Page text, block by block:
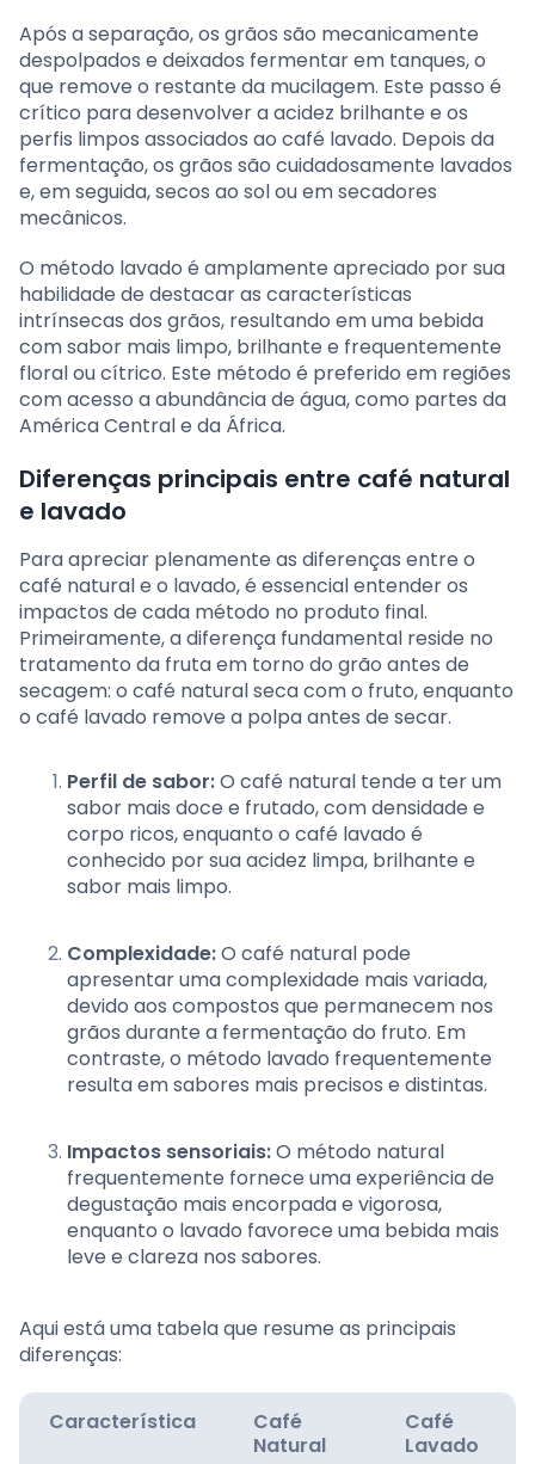
Após a separação, os grãos são mecanicamente
despolpados e deixados fermentar em tanques, o
que remove o restante da mucilagem. Este passo é
crítico para desenvolver a acidez brilhante e os
perfis limpos associados ao café lavado. Depois da
fermentação, os grãos são cuidadosamente lavados
e, em seguida, secos ao sol ou em secadores
mecânicos.
O método lavado é amplamente apreciado por sua
habilidade de destacar as características
intrínsecas dos grãos, resultando em uma bebida
com sabor mais limpo, brilhante e frequentemente
floral ou cítrico. Este método é preferido em regiões
com acesso a abundância de água, como partes da
América Central e da África.
Diferenças principais entre café natural
e lavado
Para apreciar plenamente as diferenças entre o
café natural e o lavado, é essencial entender os
impactos de cada método no produto final.
Primeiramente, a diferença fundamental reside no
tratamento da fruta em torno do grão antes de
secagem: o café natural seca com o fruto, enquanto
o café lavado remove a polpa antes de secar.
Perfil de sabor:O café natural tende a ter um
sabor mais doce e frutado, com densidade e
corpo ricos, enquanto o café lavado é
conhecido por sua acidez limpa, brilhante e
sabor mais limpo.
Complexidade:O café natural pode
apresentar uma complexidade mais variada,
devido aos compostos que permanecem nos
grãos durante a fermentação do fruto. Em
contraste, o método lavado frequentemente
resulta em sabores mais precisos e distintas.
Impactos sensoriais:O método natural
frequentemente fornece uma experiência de
degustação mais encorpada e vigorosa,
enquanto o lavado favorece uma bebida mais
leve e clareza nos sabores.
Aqui está uma tabela que resume as principais
diferenças:
Característica
Café
Natural
Café
Lavado